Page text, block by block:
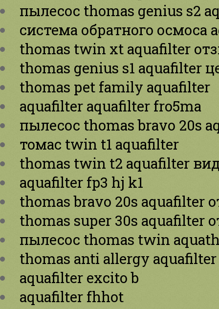
пылесос thomas genius s2
система обратного осмоса
thomas twin xt aquafilter
thomas genius s1 aquafilter
thomas pet family aquafilter
aquafilter aquafilter fro5ma
пылесос thomas bravo 20s
томас twin t1 aquafilter
thomas twin t2 aquafilter
aquafilter fp3 hj k1
thomas bravo 20s aquafilter
thomas super 30s aquafilter
пылесос thomas twin
thomas anti allergy aquafilter
aquafilter excito b
aquafilter fhhot